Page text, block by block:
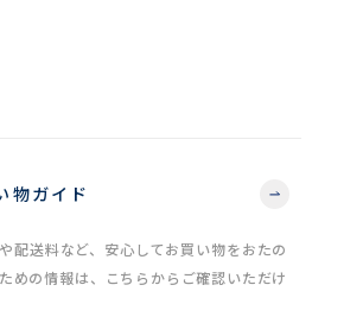
物ガイド
配送料など、安心してお買い物をおたの
めの情報は、こちらからご確認いただけ